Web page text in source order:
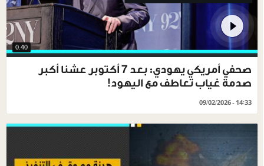
0.40
صحفي أمريكي يهودي: بعد 7 أكتوبر عشنا أكبر
صدمة غياب تعاطف مع اليهود!
09/02/2026 - 14:33